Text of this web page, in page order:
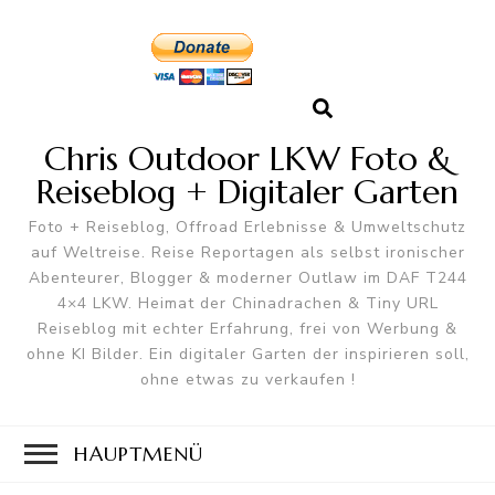
Chris Outdoor LKW Foto &
Reiseblog + Digitaler Garten
Foto + Reiseblog, Offroad Erlebnisse & Umweltschutz
auf Weltreise. Reise Reportagen als selbst ironischer
Abenteurer, Blogger & moderner Outlaw im DAF T244
4×4 LKW. Heimat der Chinadrachen & Tiny URL
Reiseblog mit echter Erfahrung, frei von Werbung &
ohne KI Bilder. Ein digitaler Garten der inspirieren soll,
ohne etwas zu verkaufen !
HAUPTMENÜ